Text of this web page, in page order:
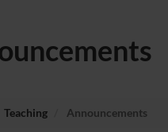
Teaching Announcements